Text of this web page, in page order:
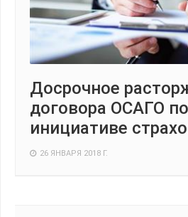
Досрочное
договора ОСАГО по
инициативе
26 ЯНВАРЯ 2018 Г.